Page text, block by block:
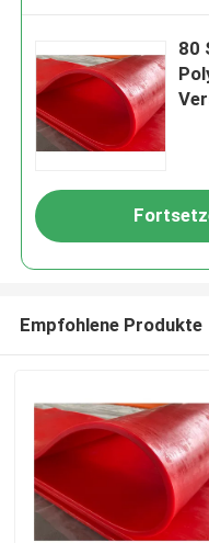
80
Empfohlene Produkte